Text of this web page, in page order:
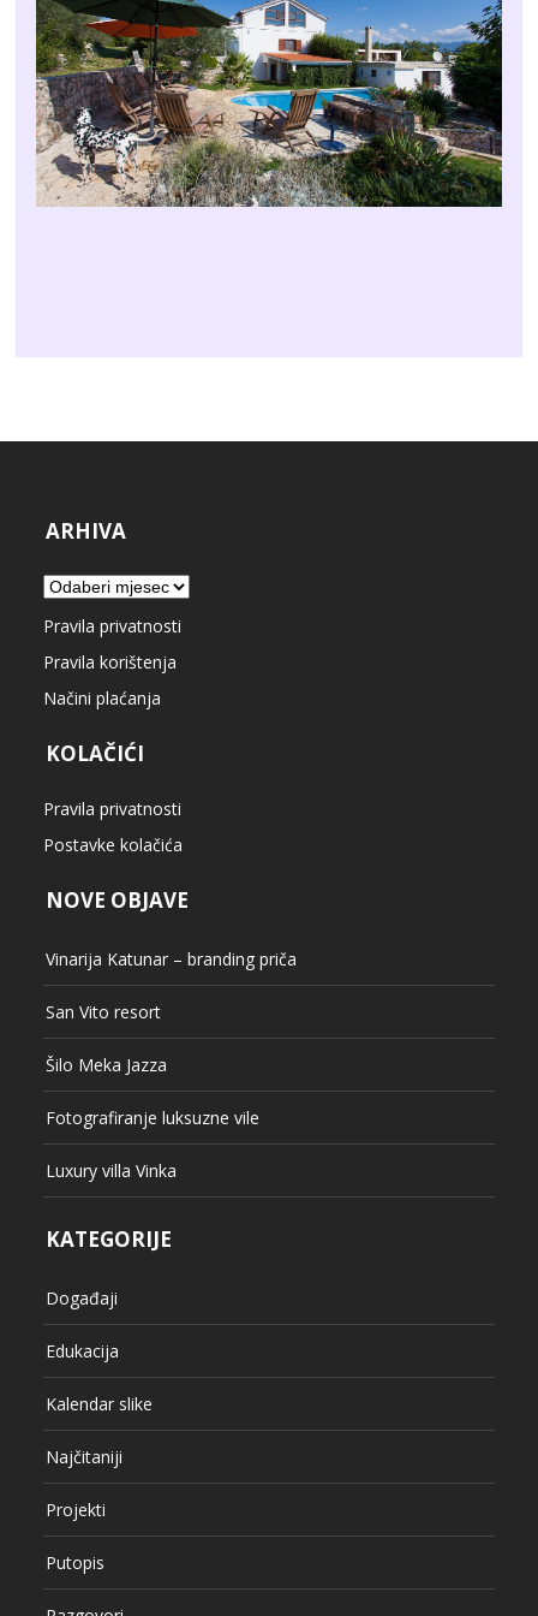
ARHIVA
Arhiva
Pravila privatnosti
Pravila korištenja
Načini plaćanja
KOLAČIĆI
Pravila privatnosti
Postavke kolačića
NOVE OBJAVE
Vinarija Katunar – branding priča
San Vito resort
Šilo Meka Jazza
Fotografiranje luksuzne vile
Luxury villa Vinka
KATEGORIJE
Događaji
Edukacija
Kalendar slike
Najčitaniji
Projekti
Putopis